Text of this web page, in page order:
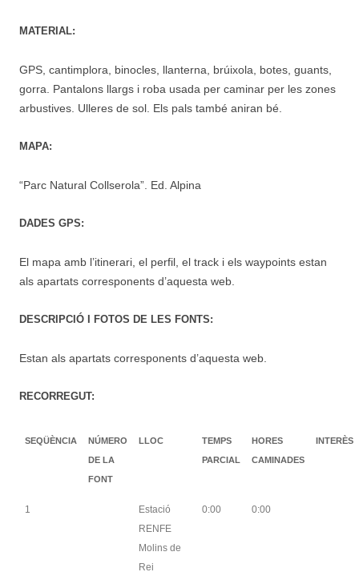
MATERIAL:
GPS, cantimplora, binocles, llanterna, brúixola, botes, guants,
gorra. Pantalons llargs i roba usada per caminar per les zones
arbustives. Ulleres de sol. Els pals també aniran bé.
MAPA:
“Parc Natural Collserola”. Ed. Alpina
DADES GPS:
El mapa amb l’itinerari, el perfil, el track i els waypoints estan
als apartats corresponents d’aquesta web.
DESCRIPCIÓ I FOTOS DE LES FONTS:
Estan als apartats corresponents d’aquesta web.
RECORREGUT:
SEQÜÈNCIA
NÚMERO
DE LA
FONT
LLOC
TEMPS
PARCIAL
HORES
CAMINADES
INTERÈS
1
Estació
RENFE
Molins de
Rei
0:00 0:00